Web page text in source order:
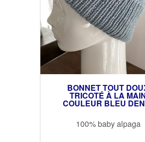
BONNET TOUT
TRICOTÉ À LA
COULEUR BLEU
100% baby alpaga